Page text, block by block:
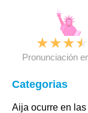
★★★★
Pronunciación
Categorias
Aija ocurre en